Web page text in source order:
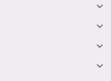



